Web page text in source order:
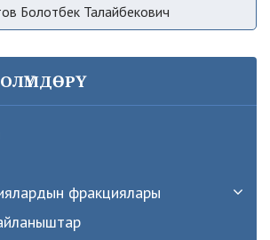
Болотбек Талайбекович
фракциялары